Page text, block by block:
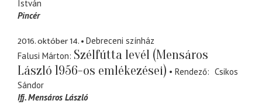
István
Pincér
2016. október 14.
Debreceni színház
Falusi Márton Szélfútta levél (Mensáros
László 1956-os emlékezései)
Rendező
Csikos
Sándor
Ifj. Mensáros László